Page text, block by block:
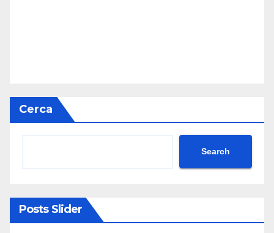
Cerca
Search
Posts Slider